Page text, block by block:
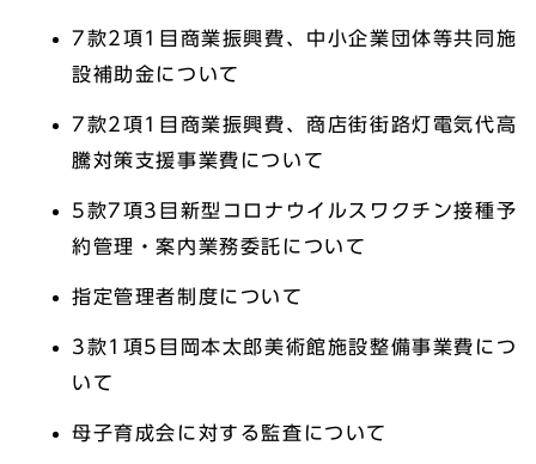
7款2項1目商業振興費、中小企業団体等共同施
設補助金について
7款2項1目商業振興費、商店街街路灯電気代高
騰対策支援事業費について
5款7項3目新型コロナウイルスワクチン接種予
約管理・案内業務委託について
指定管理者制度について
3款1項5目岡本太郎美術館施設整備事業費につ
いて
母子育成会に対する監査について